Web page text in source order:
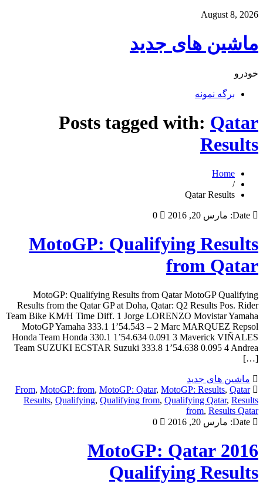
August 8, 2026
ماشین های جدید
خودرو
برگه نمونه
Posts tagged with: Qatar
Results
Home
/
Qatar Results
Date: مارس 20, 2016 0
MotoGP: Qualifying Results
from Qatar
MotoGP: Qualifying Results from Qatar MotoGP Qualifying
Results from the Qatar GP at Doha, Qatar: Q2 Results Pos. Rider
Team Bike KM/H Time Diff. 1 Jorge LORENZO Movistar Yamaha
MotoGP Yamaha 333.1 1’54.543 – 2 Marc MARQUEZ Repsol
Honda Team Honda 330.1 1’54.634 0.091 3 Maverick VIÑALES
Team SUZUKI ECSTAR Suzuki 333.8 1’54.638 0.095 4 Andrea
[…]
ماشین های جدید
From, MotoGP: from, MotoGP: Qatar, MotoGP: Results, Qatar
Results, Qualifying, Qualifying from, Qualifying Qatar, Results
from, Results Qatar
Date: مارس 20, 2016 0
2016 MotoGP: Qatar
Qualifying Results